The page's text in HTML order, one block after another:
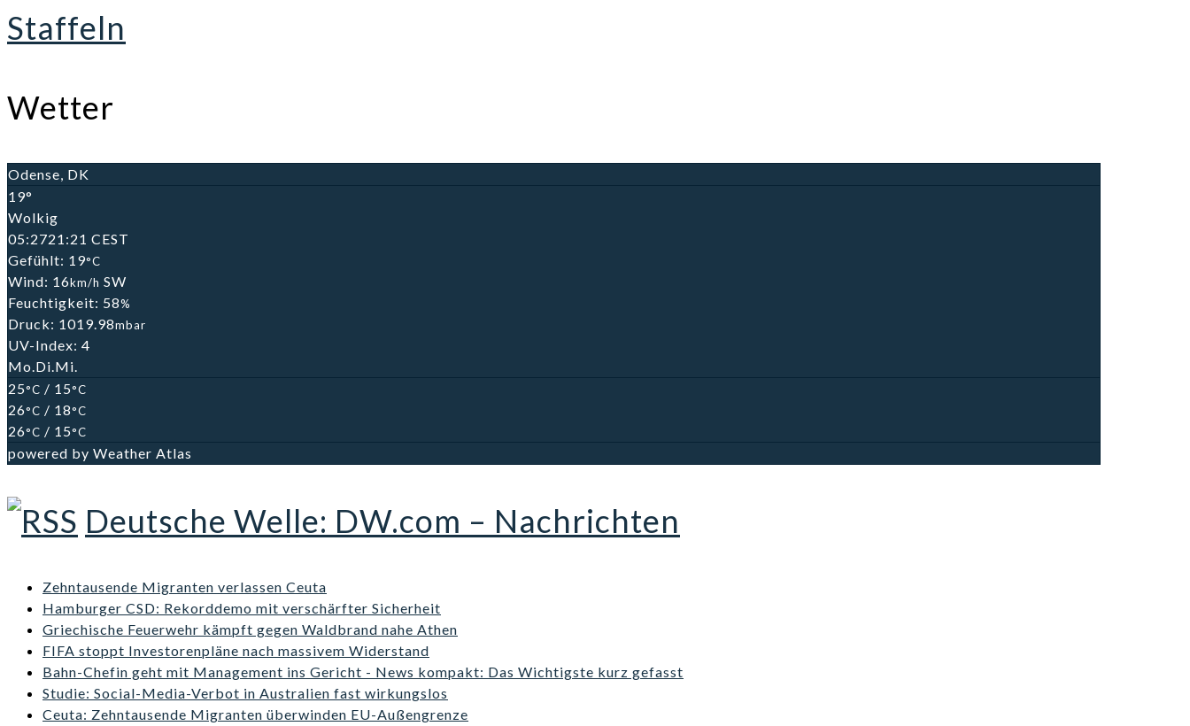
Staffeln
Wetter
Odense, DK
19°
Wolkig
05:2721:21 CEST
Gefühlt: 19°C
Wind: 16km/h SW
Feuchtigkeit: 58%
Druck: 1019.98mbar
UV-Index: 4
Mo.Di.Mi.
25°C / 15°C
26°C / 18°C
26°C / 15°C
powered by Weather Atlas
Deutsche Welle: DW.com – Nachrichten
Zehntausende Migranten verlassen Ceuta
Hamburger CSD: Rekorddemo mit verschärfter Sicherheit
Griechische Feuerwehr kämpft gegen Waldbrand nahe Athen
FIFA stoppt Investorenpläne nach massivem Widerstand
Bahn-Chefin geht mit Management ins Gericht - News kompakt: Das Wichtigste kurz gefasst
Studie: Social-Media-Verbot in Australien fast wirkungslos
Ceuta: Zehntausende Migranten überwinden EU-Außengrenze